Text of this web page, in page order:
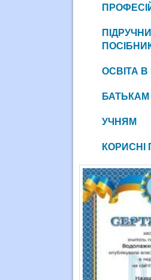
ОСВІТА В
БАТЬКАМ
УЧНЯМ
КОРИСНІ